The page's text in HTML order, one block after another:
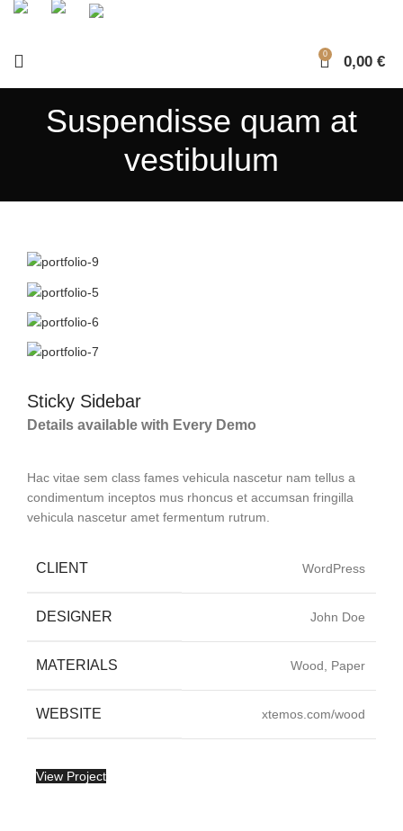
0 0,00 €
Suspendisse quam at
vestibulum
Sticky Sidebar
Details available with Every Demo
Hac vitae sem class fames vehicula nascetur nam tellus a
condimentum inceptos mus rhoncus et accumsan fringilla
vehicula nascetur amet fermentum rutrum.
CLIENT WordPress
DESIGNER John Doe
MATERIALS Wood, Paper
WEBSITE xtemos.com/wood
View Project